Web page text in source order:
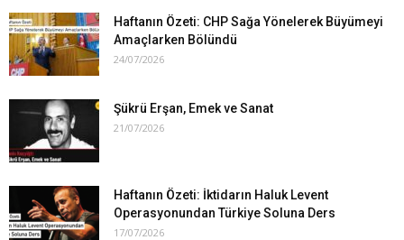
Haftanın Özeti: CHP Sağa Yönelerek Büyümeyi
Amaçlarken Bölündü
24/07/2026
Şükrü Erşan, Emek ve Sanat
21/07/2026
Haftanın Özeti: İktidarın Haluk Levent
Operasyonundan Türkiye Soluna Ders
17/07/2026